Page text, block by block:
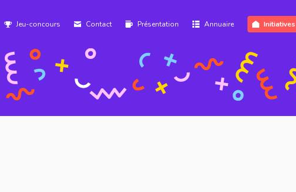
Jeu-concours Contact Présentation Annuaire Initiatives